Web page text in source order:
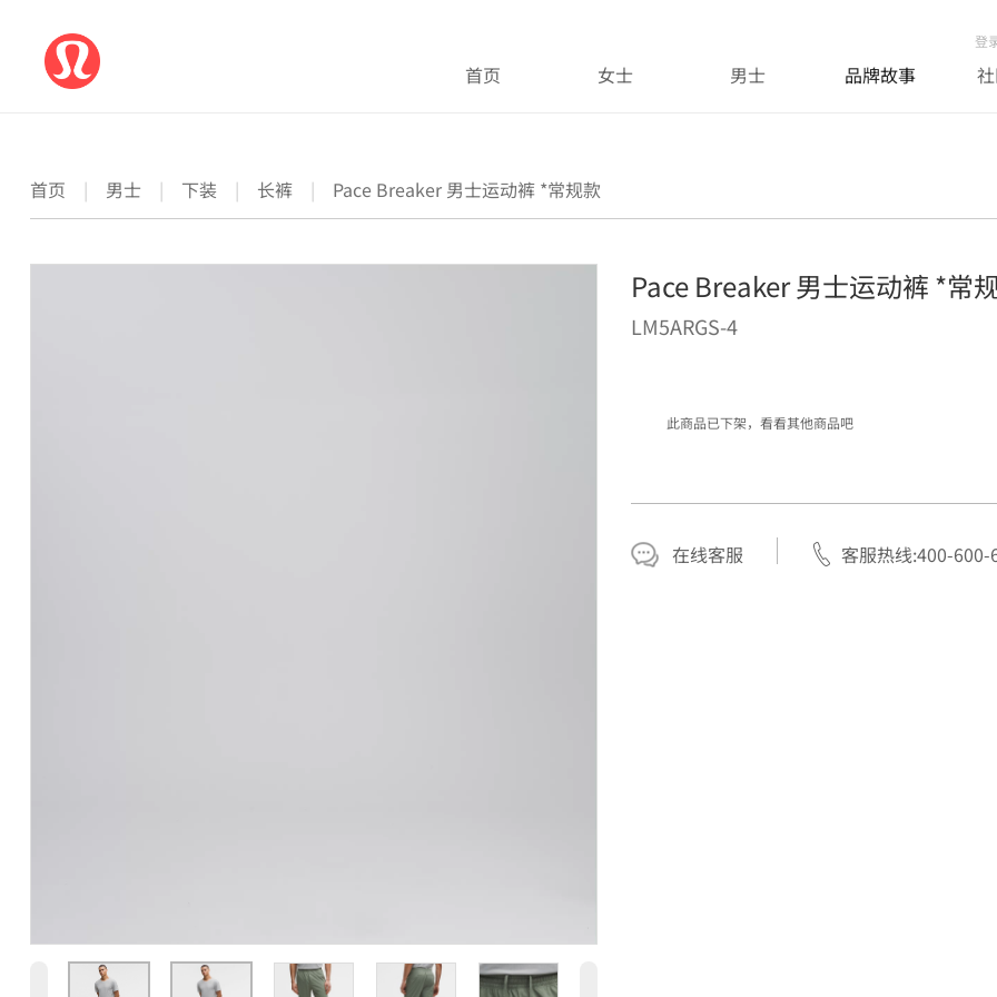
登
首页 女士 男士 品牌故事
首页 | 男士 | 下装 | 长裤 | Pace Breaker 男士运动裤 *常规款
Pace Breaker 男士运动裤 *常
LM5ARGS-4
此商品已下架，看看其他商品吧
在线客服 客服热线:400-600-